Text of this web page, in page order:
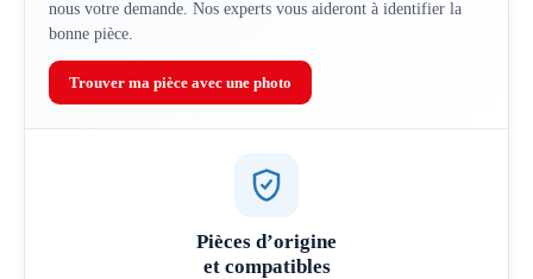
nous votre demande. Nos experts vous aideront à identifier la
bonne pièce.
Trouver ma pièce avec une photo
Pièces d’origine
et compatibles